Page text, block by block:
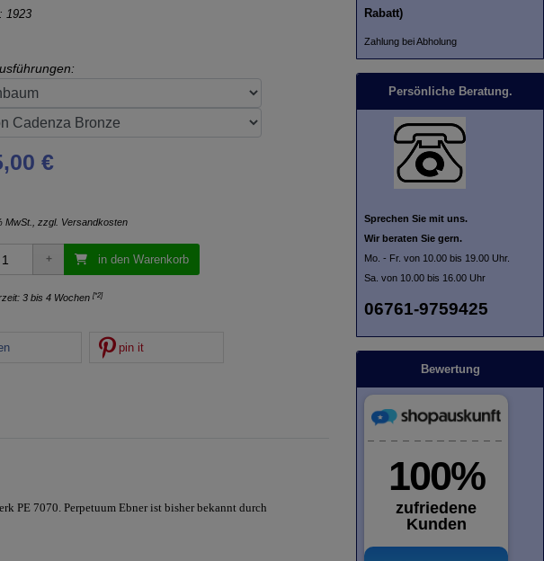
1923
€
MwSt., zzgl. Versandkosten
in den Warenkorb
3 bis 4 Wochen [*2]
pin it
PE 7070. Perpetuum Ebner ist bisher bekannt durch
Rabatt)
Zahlung bei Abholung
Persönliche Beratung.
Sprechen Sie mit uns.
Wir beraten Sie gern.
Mo. - Fr. von 10.00 bis 19.00 Uhr.
Sa. von 10.00 bis 16.00 Uhr
06761-9759425
Bewertung